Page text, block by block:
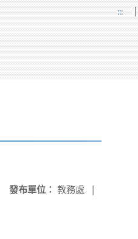
:::
發布單位： 教務處 |